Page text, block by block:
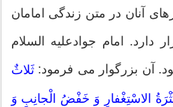
آنان در متن زندگی امامان
دارد. امام جوادعلیه السلام
آن بزرگوار می فرمود:ثَلاثٌ
الاسْتِغْفارِ وَ خَفْضُ الْجانِبِ وَ